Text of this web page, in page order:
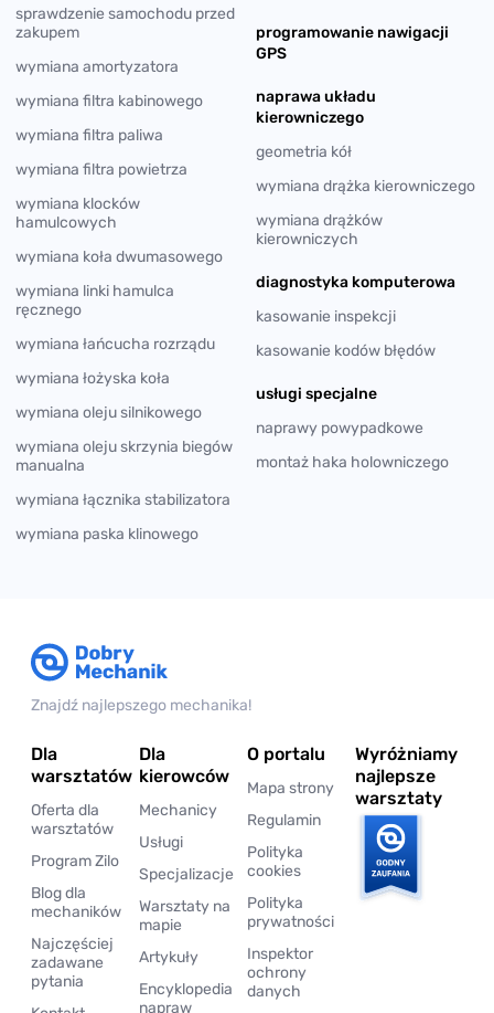
sprawdzenie samochodu przed
zakupem
wymiana amortyzatora
wymiana filtra kabinowego
wymiana filtra paliwa
wymiana filtra powietrza
wymiana klocków
hamulcowych
wymiana koła dwumasowego
wymiana linki hamulca
ręcznego
wymiana łańcucha rozrządu
wymiana łożyska koła
wymiana oleju silnikowego
wymiana oleju skrzynia biegów
manualna
wymiana łącznika stabilizatora
wymiana paska klinowego
programowanie nawigacji
GPS
naprawa układu
kierowniczego
geometria kół
wymiana drążka kierowniczego
wymiana drążków
kierowniczych
diagnostyka komputerowa
kasowanie inspekcji
kasowanie kodów błędów
usługi specjalne
naprawy powypadkowe
montaż haka holowniczego
Znajdź najlepszego mechanika!
Dla
warsztatów
Oferta dla
warsztatów
Program Zilo
Blog dla
mechaników
Najczęściej
zadawane
pytania
Dla
kierowców
Mechanicy
Usługi
Specjalizacje
Warsztaty na
mapie
Artykuły
Encyklopedia
napraw
O portalu
Mapa strony
Regulamin
Polityka
cookies
Polityka
prywatności
Inspektor
ochrony
danych
Wyróżniamy
najlepsze
warsztaty